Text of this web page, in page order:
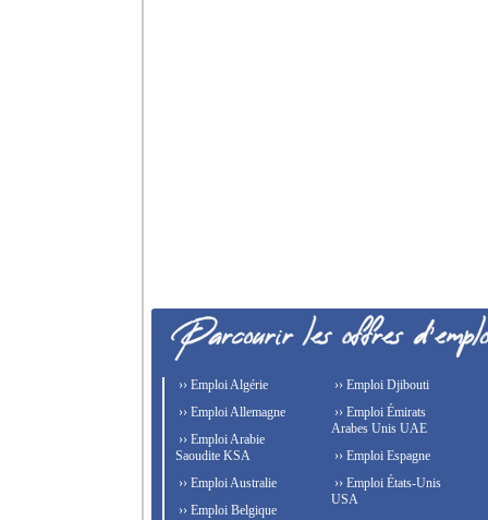
›› Emploi Algérie
›› Emploi Allemagne
›› Emploi Arabie
Saoudite KSA
›› Emploi Australie
›› Emploi Belgique
›› Emploi Djibouti
›› Emploi Émirats
Arabes Unis UAE
›› Emploi Espagne
›› Emploi États-Unis
USA